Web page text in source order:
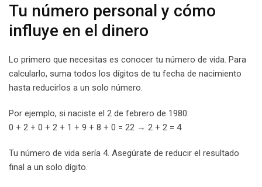
Tu número personal y cómo
influye en el dinero
Lo primero que necesitas es conocer tu número de vida. Para
calcularlo, suma todos los dígitos de tu fecha de nacimiento
hasta reducirlos a un solo número.
Por ejemplo, si naciste el 2 de febrero de 1980:
0 + 2 + 0 + 2 + 1 + 9 + 8 + 0 = 22 → 2 + 2 = 4
Tu número de vida sería 4. Asegúrate de reducir el resultado
final a un solo dígito.